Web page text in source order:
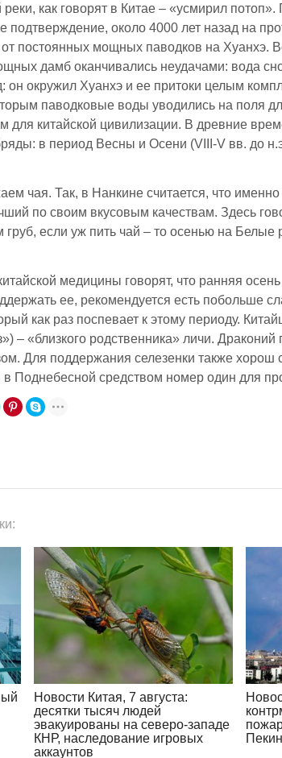
как говорят в Китае – «усмирил
подтверждение, около 4000 лет назад на
постоянных мощных паводков на Хуанхэ.
дамб оканчивались неудачами: вода
он окружил Хуанхэ и ее притоки целым
паводковые воды уводились на поля
для китайской цивилизации. В древние
в период Весны и Осени (VIII-V вв. до
чая. Так, в Нанкине считается, что
по своим вкусовым качествам. Здесь
груб, если уж пить чай – то осенью на
медицины говорят, что ранняя
ее, рекомендуется есть побольше
как раз поспевает к этому периоду.
– «близкого родственника» личи.
Для поддержания селезенки также хорош
в Поднебесной средством номер один для
Новости Китая, 7 августа:
десятки тысяч людей
эвакуированы на северо-западе
КНР, наследование игровых
аккаунтов